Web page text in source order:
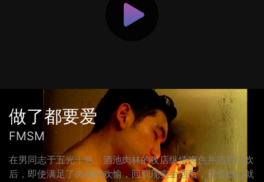
做了都要爱
FMSM
在男同志于五光十色、酒池肉林的夜店纵情声色并恣意狂欢
后，即使满足了肉体的欢愉，回到现实生活后，是否做过就